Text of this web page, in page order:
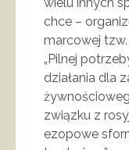
chce –
marcowej
„Pilnej
działania dla
związku z
ezopowe